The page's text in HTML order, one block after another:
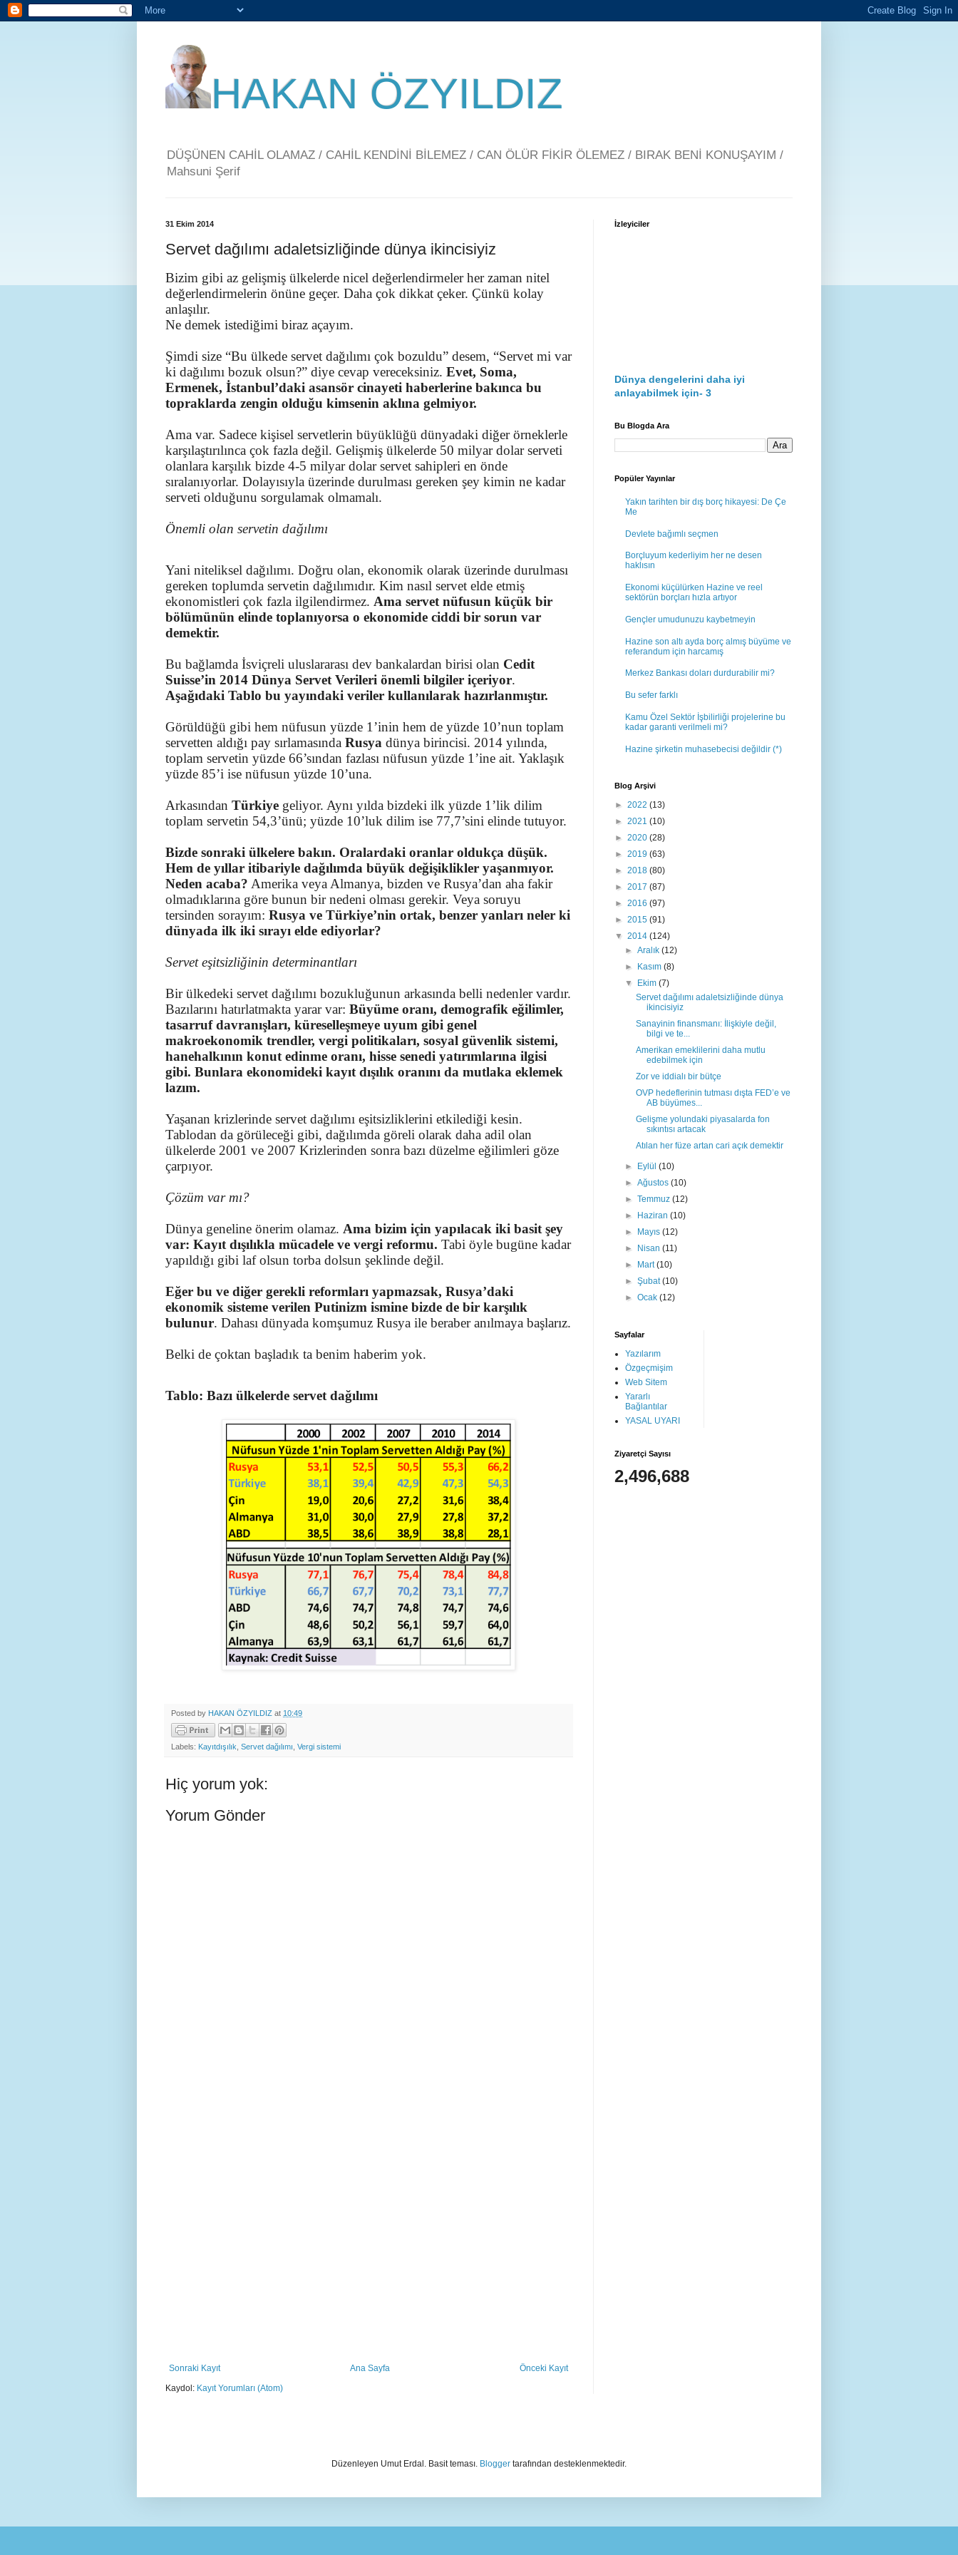
HAKAN ÖZYILDIZ
DÜŞÜNEN CAHİL OLAMAZ / CAHİL KENDİNİ BİLEMEZ / CAN ÖLÜR FİKİR ÖLEMEZ / BIRAK BENİ KONUŞAYIM /
Mahsuni Şerif
31 Ekim 2014
Servet dağılımı adaletsizliğinde dünya ikincisiyiz
Bizim gibi az gelişmiş ülkelerde nicel değerlendirmeler her zaman nitel
değerlendirmelerin önüne geçer. Daha çok dikkat çeker. Çünkü kolay
anlaşılır.
Ne demek istediğimi biraz açayım.
Şimdi size “Bu ülkede servet dağılımı çok bozuldu” desem, “Servet mi var
ki dağılımı bozuk olsun?” diye cevap vereceksiniz. Evet, Soma,
Ermenek, İstanbul’daki asansör cinayeti haberlerine bakınca bu
topraklarda zengin olduğu kimsenin aklına gelmiyor.
Ama var. Sadece kişisel servetlerin büyüklüğü dünyadaki diğer örneklerle
karşılaştırılınca çok fazla değil. Gelişmiş ülkelerde 50 milyar dolar serveti
olanlara karşılık bizde 4-5 milyar dolar servet sahipleri en önde
sıralanıyorlar. Dolayısıyla üzerinde durulması gereken şey kimin ne kadar
serveti olduğunu sorgulamak olmamalı.
Önemli olan servetin dağılımı
Yani niteliksel dağılımı. Doğru olan, ekonomik olarak üzerinde durulması
gereken toplumda servetin dağılımıdır. Kim nasıl servet elde etmiş
ekonomistleri çok fazla ilgilendirmez. Ama servet nüfusun küçük bir
bölümünün elinde toplanıyorsa o ekonomide ciddi bir sorun var
demektir.
Bu bağlamda İsviçreli uluslararası dev bankalardan birisi olan Cedit
Suisse’in 2014 Dünya Servet Verileri önemli bilgiler içeriyor.
Aşağıdaki Tablo bu yayındaki veriler kullanılarak hazırlanmıştır.
Görüldüğü gibi hem nüfusun yüzde 1’inin hem de yüzde 10’nun toplam
servetten aldığı pay sırlamasında Rusya dünya birincisi. 2014 yılında,
toplam servetin yüzde 66’sından fazlası nüfusun yüzde 1’ine ait. Yaklaşık
yüzde 85’i ise nüfusun yüzde 10’una.
Arkasından Türkiye geliyor. Aynı yılda bizdeki ilk yüzde 1’lik dilim
toplam servetin 54,3’ünü; yüzde 10’luk dilim ise 77,7’sini elinde tutuyor.
Bizde sonraki ülkelere bakın. Oralardaki oranlar oldukça düşük.
Hem de yıllar itibariyle dağılımda büyük değişiklikler yaşanmıyor.
Neden acaba? Amerika veya Almanya, bizden ve Rusya’dan aha fakir
olmadıklarına göre bunun bir nedeni olması gerekir. Veya soruyu
tersinden sorayım: Rusya ve Türkiye’nin ortak, benzer yanları neler ki
dünyada ilk iki sırayı elde ediyorlar?
Servet eşitsizliğinin determinantları
Bir ülkedeki servet dağılımı bozukluğunun arkasında belli nedenler vardır.
Bazılarını hatırlatmakta yarar var: Büyüme oranı, demografik eğilimler,
tasarruf davranışları, küreselleşmeye uyum gibi genel
makroekonomik trendler, vergi politikaları, sosyal güvenlik sistemi,
hanehalkının konut edinme oranı, hisse senedi yatırımlarına ilgisi
gibi. Bunlara ekonomideki kayıt dışılık oranını da mutlaka eklemek
lazım.
Yaşanan krizlerinde servet dağılımı eşitsizliklerini etkilediği kesin.
Tablodan da görüleceği gibi, dağılımda göreli olarak daha adil olan
ülkelerde 2001 ve 2007 Krizlerinden sonra bazı düzelme eğilimleri göze
çarpıyor.
Çözüm var mı?
Dünya geneline önerim olamaz. Ama bizim için yapılacak iki basit şey
var: Kayıt dışılıkla mücadele ve vergi reformu. Tabi öyle bugüne kadar
yapıldığı gibi laf olsun torba dolsun şeklinde değil.
Eğer bu ve diğer gerekli reformları yapmazsak, Rusya’daki
ekonomik sisteme verilen Putinizm ismine bizde de bir karşılık
bulunur. Dahası dünyada komşumuz Rusya ile beraber anılmaya başlarız.
Belki de çoktan başladık ta benim haberim yok.
Tablo: Bazı ülkelerde servet dağılımı
Posted by HAKAN ÖZYILDIZ at 10:49
Labels: Kayıtdışılık, Servet dağılımı, Vergi sistemi
Hiç yorum yok:
Yorum Gönder
Sonraki Kayıt Önceki Kayıt
Ana Sayfa
Kaydol: Kayıt Yorumları (Atom)
İzleyiciler
Dünya dengelerini daha iyi
anlayabilmek için- 3
Bu Blogda Ara
Popüler Yayınlar
Yakın tarihten bir dış borç hikayesi: De Çe
Me
Devlete bağımlı seçmen
Borçluyum kederliyim her ne desen
haklısın
Ekonomi küçülürken Hazine ve reel
sektörün borçları hızla artıyor
Gençler umudunuzu kaybetmeyin
Hazine son altı ayda borç almış büyüme ve
referandum için harcamış
Merkez Bankası doları durdurabilir mi?
Bu sefer farklı
Kamu Özel Sektör İşbilirliği projelerine bu
kadar garanti verilmeli mi?
Hazine şirketin muhasebecisi değildir (*)
Blog Arşivi
► 2022 (13)
► 2021 (10)
► 2020 (28)
► 2019 (63)
► 2018 (80)
► 2017 (87)
► 2016 (97)
► 2015 (91)
▼ 2014 (124)
►Aralık(12)
►
Kasım(8)
▼
Ekim(7)
Servet dağılımı adaletsizliğinde dünya
ikincisiyiz
Sanayinin finansmanı: İlişkiyle değil,
bilgi ve te...
Amerikan emeklilerini daha mutlu
edebilmek için
Zor ve iddialı bir bütçe
OVP hedeflerinin tutması dışta FED’e ve
AB büyümes...
Gelişme yolundaki piyasalarda fon
sıkıntısı artacak
Atılan her füze artan cari açık demektir
► Eylül(10)
►Ağustos(10)
►Temmuz(12)
►
Haziran(10)
►
Mayıs(12)
►
Nisan(11)
►
Mart(10)
►Şubat(10)
►Ocak(12)
Sayfalar
Yazılarım
Özgeçmişim
Web Sitem
Yararlı
Bağlantılar
YASAL UYARI
Ziyaretçi Sayısı
2,496,688
Düzenleyen Umut Erdal. Basit teması. Blogger tarafından desteklenmektedir.